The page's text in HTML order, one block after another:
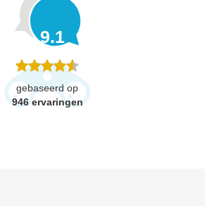
9.1
gebaseerd op
946 ervaringen